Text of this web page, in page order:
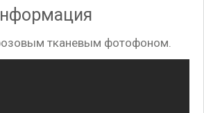
тканевым фотофоном.